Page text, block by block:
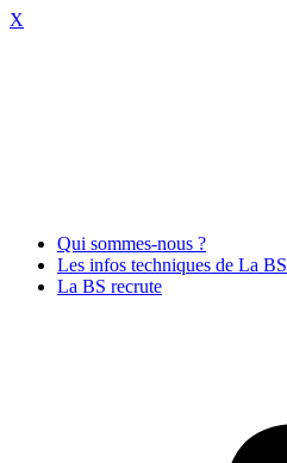
X
Qui sommes-nous ?
Les infos techniques de La BS
La BS recrute